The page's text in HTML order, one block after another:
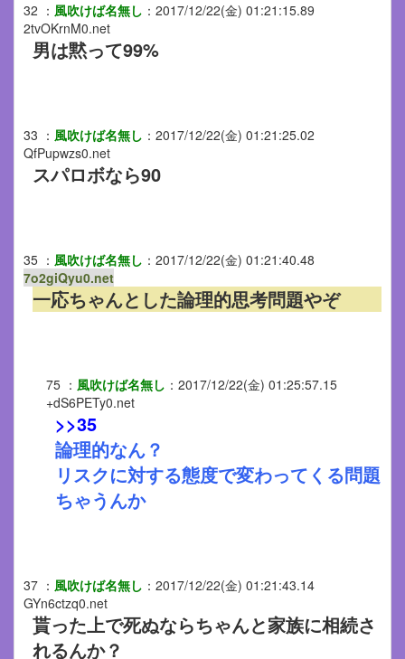
32 ： 風吹けば名無し ： 2017/12/22(金) 01:21:15.89
2tvOKrnM0.net
男は黙って99%
33 ： 風吹けば名無し ： 2017/12/22(金) 01:21:25.02
QfPupwzs0.net
スパロボなら90
35 ： 風吹けば名無し ： 2017/12/22(金) 01:21:40.48
7o2giQyu0.net
一応ちゃんとした論理的思考問題やぞ
75 ： 風吹けば名無し ： 2017/12/22(金) 01:25:57.15
+dS6PETy0.net
>>35
論理的なん？
リスクに対する態度で変わってくる問題
ちゃうんか
37 ： 風吹けば名無し ： 2017/12/22(金) 01:21:43.14
GYn6ctzq0.net
貰った上で死ぬならちゃんと家族に相続さ
れるんか？